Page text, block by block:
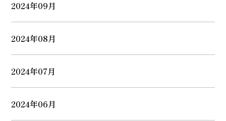
2024年09月
2024年08月
2024年07月
2024年06月